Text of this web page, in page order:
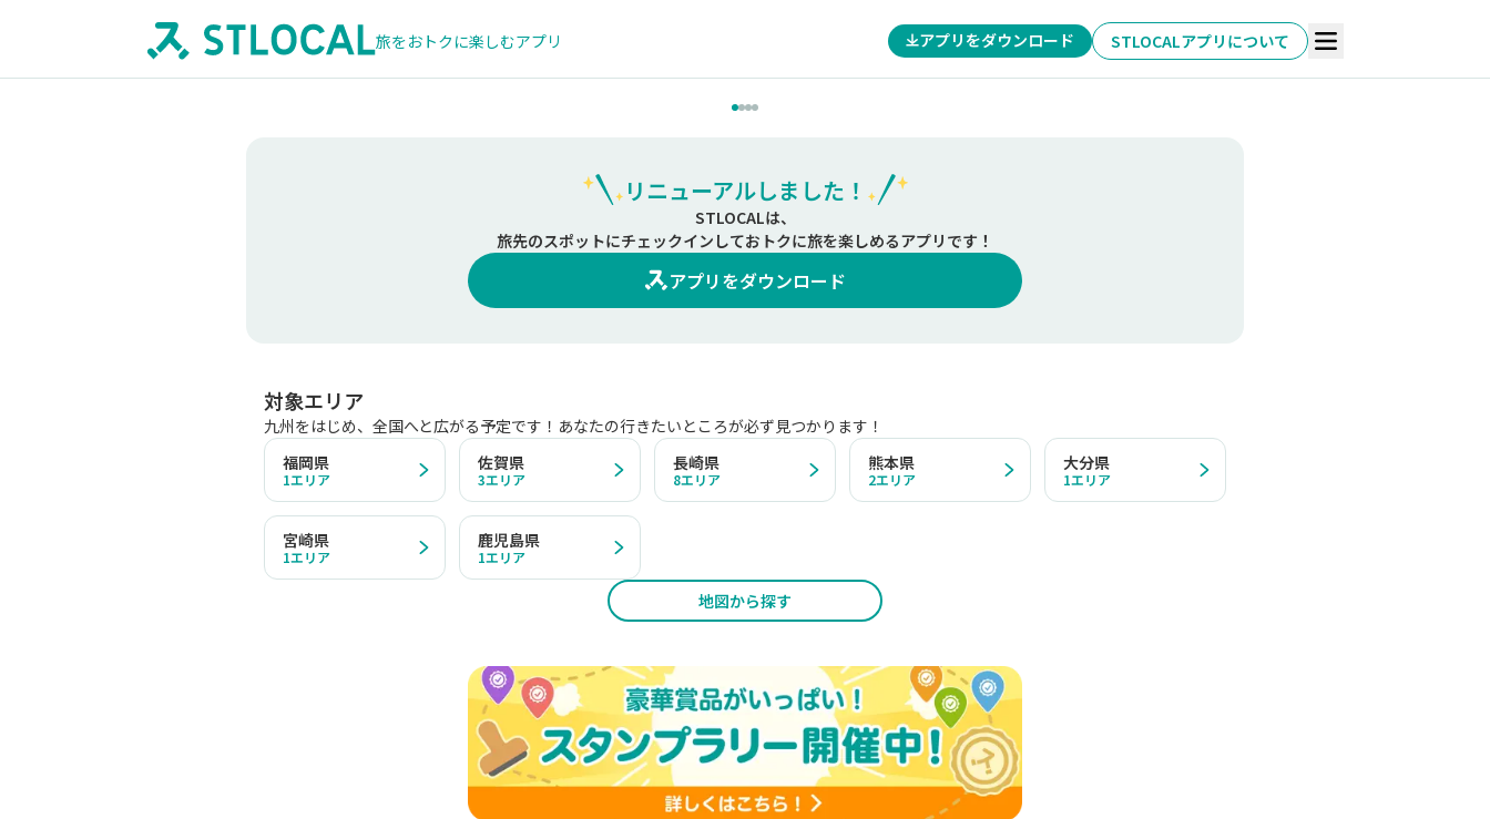
旅をおトクに楽しむアプリ アプリをダウンロード STLOCALアプリについて
リニューアルしました！
STLOCALは、
旅先のスポットにチェックインしておトクに旅を楽しめるアプリです！
アプリをダウンロード
対象エリア
九州をはじめ、全国へと広がる予定です！あなたの行きたいところが必ず見つかります！
福岡県
1エリア
佐賀県
3エリア
長崎県
8エリア
熊本県
2エリア
大分県
1エリア
宮崎県
1エリア
鹿児島県
1エリア
地図から探す